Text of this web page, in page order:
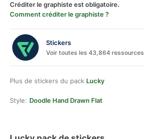
Créditer le graphiste est obligatoire.
Comment créditer le graphiste ?
Stickers
Voir toutes les 43,864 ressources
Plus de stickers du pack Lucky
Style: Doodle Hand Drawn Flat